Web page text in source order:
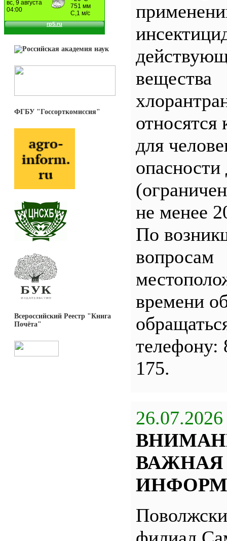
ФГБУ "Госсорткомиссия"
Всероссийский Реестр "Книга
Почёта"
вещества
относятся
для
опасности
не менее
По
вопросам
времени
телефону:
175.
26.07.2026
ВАЖНАЯ